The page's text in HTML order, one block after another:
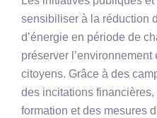
sensibiliser à la réduction
d’énergie en période de
préserver
citoyens. Grâce à des
des incitations
formation et des mesures